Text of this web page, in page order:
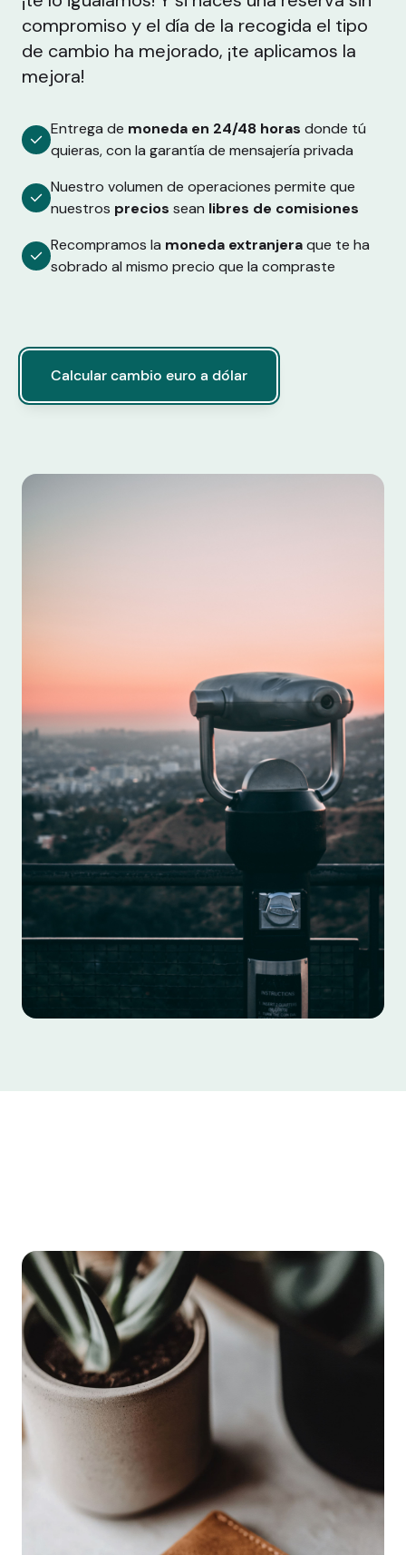
compromiso y el día de la recogida el tipo
de cambio ha mejorado, ¡te aplicamos la
mejora!
Entrega de moneda en 24/48 horas donde tú
quieras, con la garantía de mensajería privada
Nuestro volumen de operaciones permite que
nuestros precios sean libres de comisiones
Recompramos la moneda extranjeraque te ha
sobrado al mismo precio que la compraste
Calcular cambio euro a dólar
Calcular cambio euro a dólar